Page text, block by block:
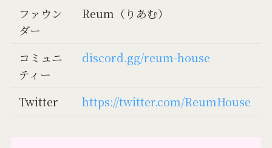
ファウン
ダー
Reum（りあむ）
コミュニ
ティー
discord.gg/reum-house
Twitter https://twitter.com/ReumHouse